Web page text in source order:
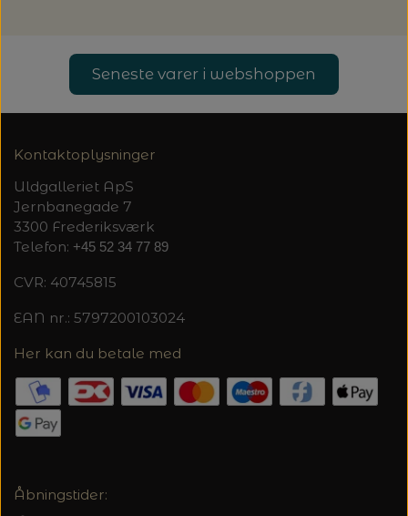
Seneste varer i webshoppen
Kontaktoplysninger
Uldgalleriet ApS
Jernbanegade 7
3300 Frederiksværk
Telefon: +45 52 34 77 89
CVR: 40745815
EAN nr.: 5797200103024
Her kan du betale med
Åbningstider: